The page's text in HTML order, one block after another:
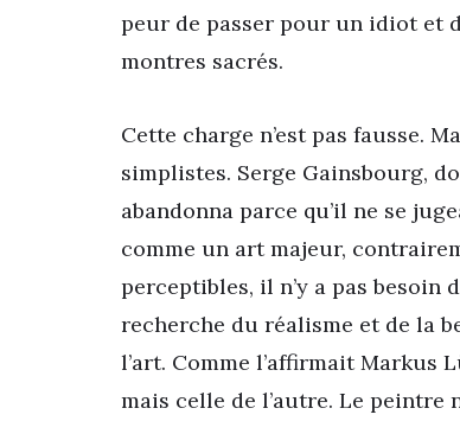
peur de passer pour un idiot et
montres sacrés.
Cette charge n’est pas fausse.
simplistes. Serge Gainsbourg,
abandonna parce qu’il ne se
comme un art majeur,
perceptibles, il n’y a pas besoin
recherche du réalisme et de la
l’art. Comme l’affirmait Markus
mais celle de l’autre. Le peintre